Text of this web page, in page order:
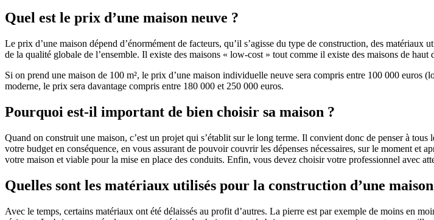
Quel est le prix d’une maison neuve ?
Le prix d’une maison dépend d’énormément de facteurs, qu’il s’agisse du type de construction, des
de la qualité globale de l’ensemble. Il existe des maisons « low-cost » tout comme il existe des maisons de
Si on prend une maison de 100 m², le prix d’une maison individuelle neuve sera compris entre 100 000
moderne, le prix sera davantage compris entre 180 000 et 250 000 euros.
Pourquoi est-il important de bien choisir sa maison ?
Quand on construit une maison, c’est un projet qui s’établit sur le long terme. Il convient donc de penser à
votre budget en conséquence, en vous assurant de pouvoir couvrir les dépenses nécessaires, sur le moment
votre maison et viable pour la mise en place des conduits. Enfin, vous devez choisir votre professionnel avec
Quelles sont les matériaux utilisés pour la construction d’une
Avec le temps, certains matériaux ont été délaissés au profit d’autres. La pierre est par exemple de moins en